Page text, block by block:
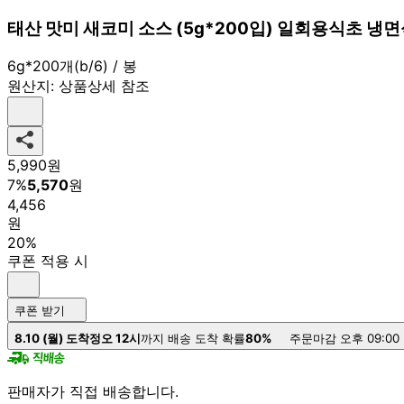
태산 맛미 새코미 소스 (5g*200입) 일회용식초 냉면
6g*200개(b/6) / 봉
원산지: 상품상세 참조
5,990원
7%5,570원
4,456
원
20%
쿠폰 적용 시
쿠폰 받기
8.10 (월) 도착정오 12시까지 배송 도착 확률80% 주문마감 오후 09:00
판매자가 직접 배송합니다.